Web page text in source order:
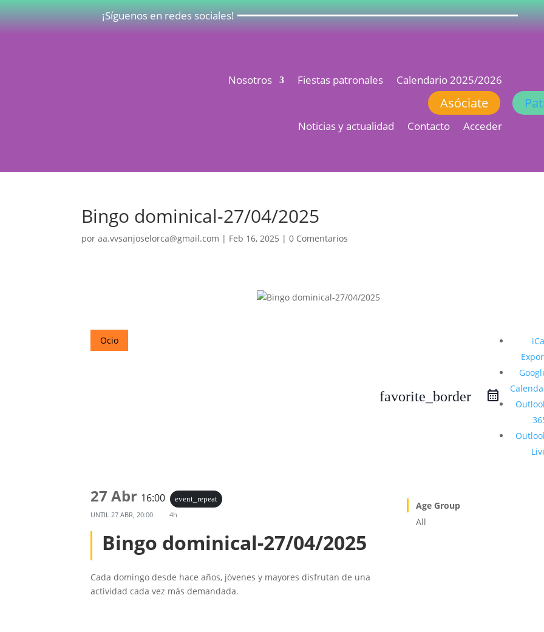
¡Síguenos en redes sociales!
Nosotros Fiestas patronales Calendario 2025/2026
Noticias y actualidad Contacto Acceder
Asóciate
Bingo dominical-27/04/2025
poraa.vvsanjoselorca@gmail.com | Feb 16, 2025 |0 Comentarios
Ocio
favorite_border
27 Abr 16:00 event_repeat
UNTIL27 ABR, 20:00 4h
Bingo dominical-27/04/2025
Cada domingo desde hace años, jóvenes y mayores disfrutan de una
actividad cada vez más demandada.
Age Group
All